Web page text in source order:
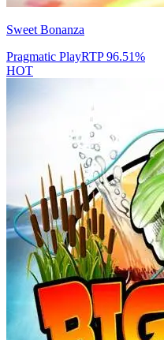
Sweet Bonanza
Pragmatic PlayRTP96.51%
HOT